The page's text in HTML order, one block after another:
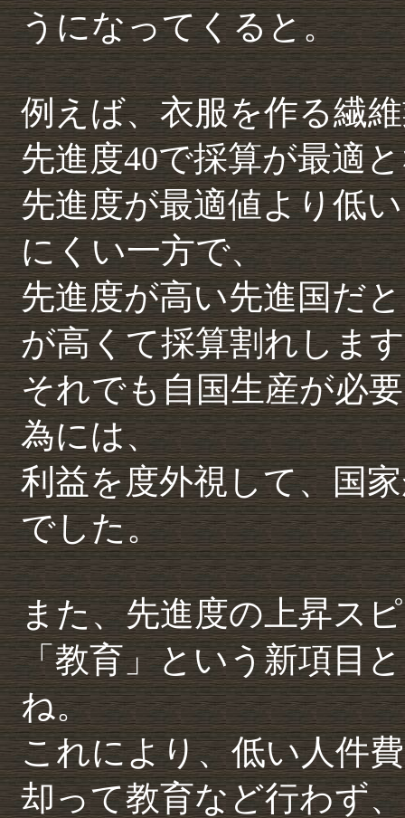
うになってくると。
例えば、衣服を作る繊
先進度40で採算が最適
先進度が最適値より低
にくい一方で、
先進度が高い先進国だ
が高くて採算割れしま
それでも自国生産が必
為には、
利益を度外視して、国
でした。
また、先進度の上昇ス
「教育」という新項目
ね。
これにより、低い人件
却って教育など行わず、